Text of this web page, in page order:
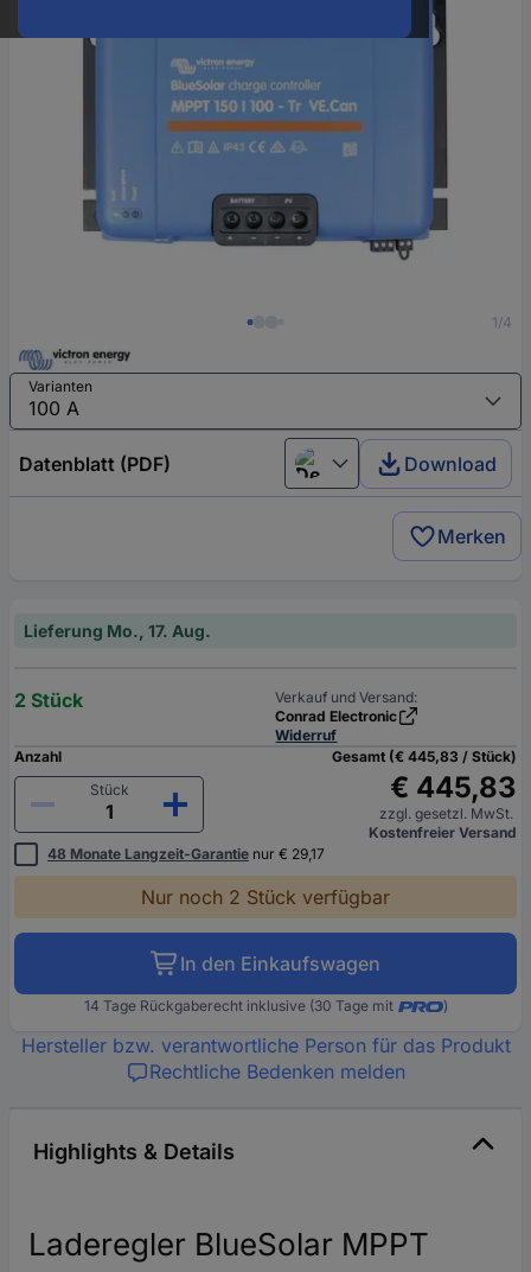
1/4
Varianten
Datenblatt (PDF) Deutsch (Deutschland)
Download
Merken
Lieferung Mo., 17. Aug.
2 Stück
Verkauf und Versand:
Conrad Electronic
Widerruf
Anzahl
Stück
Gesamt (€ 445,83 / Stück)
€ 445,83
zzgl. gesetzl. MwSt.
Kostenfreier Versand
48 Monate Langzeit-Garantie nur € 29,17
Nur noch 2 Stück verfügbar
In den Einkaufswagen
14 Tage Rückgaberecht inklusive (30 Tage mit )
Hersteller bzw. verantwortliche Person für das Produkt
Rechtliche Bedenken melden
Highlights & Details
Laderegler BlueSolar MPPT